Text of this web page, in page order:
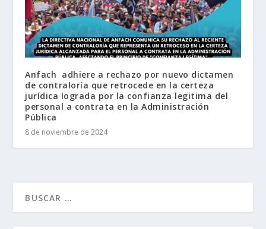
Anfach adhiere a rechazo por nuevo dictamen
de contraloría que retrocede en la certeza
jurídica lograda por la confianza legitima del
personal a contrata en la Administración
Pública
8 de noviembre de 2024